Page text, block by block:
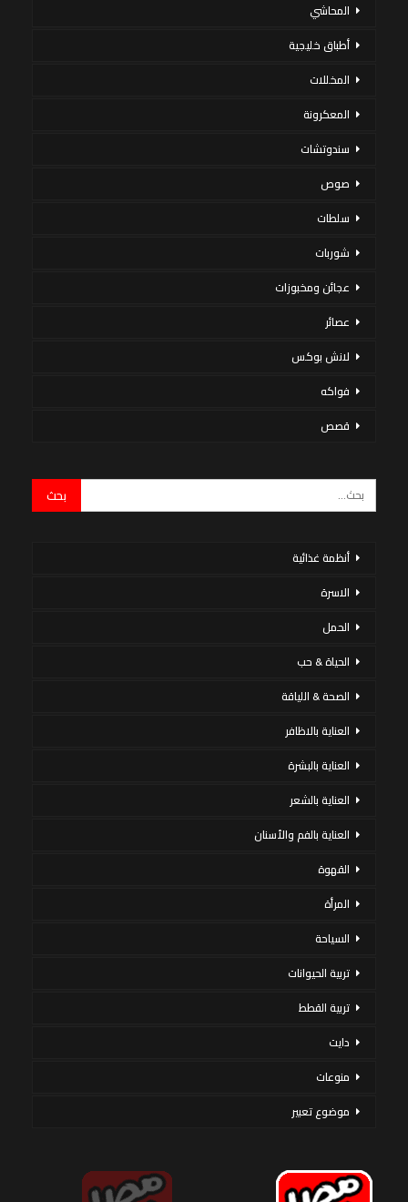
المحاشي
أطباق خليجية
المخللات
المعكرونة
سندوتشات
صوص
سلطات
شوربات
عجائن ومخبوزات
عصائر
لانش بوكس
فواكه
قصص
أنظمة غذائية
الاسرة
الحمل
الحياة & حب
الصحة & اللياقة
العناية بالاظافر
العناية بالبشرة
العناية بالشعر
العناية بالفم والأسنان
القهوة
المرأة
السياحة
تربية الحيوانات
تربية القطط
دايت
منوعات
موضوع تعبير